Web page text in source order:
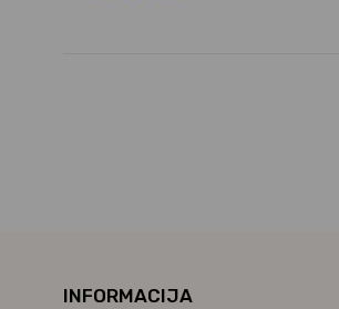
INFORMACIJA